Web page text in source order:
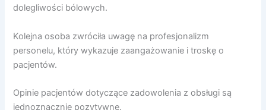
dolegliwości bólowych.
Kolejna osoba zwróciła uwagę na profesjonalizm
personelu, który wykazuje zaangażowanie i troskę o
pacjentów.
Opinie pacjentów dotyczące zadowolenia z obsługi są
jednoznacznie pozytywne.